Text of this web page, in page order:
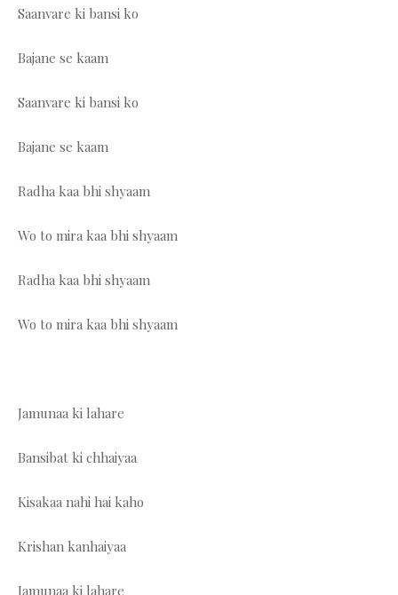
Saanvare ki bansi ko
Bajane se kaam
Saanvare ki bansi ko
Bajane se kaam
Radha kaa bhi shyaam
Wo to mira kaa bhi shyaam
Radha kaa bhi shyaam
Wo to mira kaa bhi shyaam
Jamunaa ki lahare
Bansibat ki chhaiyaa
Kisakaa nahi hai kaho
Krishan kanhaiyaa
Jamunaa ki lahare